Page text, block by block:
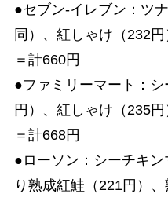
●セブン-イレブン：ツ
同）、紅しゃけ（232
＝計660円
●ファミリーマート：
円）、紅しゃけ（235円
＝計668円
●ローソン：シーチキ
り熟成紅鮭（221円）